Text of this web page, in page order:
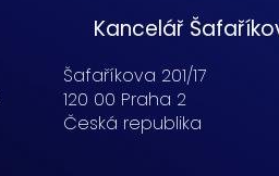
Kancelář
Šafaříkova 201/17
120 00 Praha 2
Česká republika